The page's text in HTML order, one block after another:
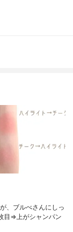
、ブルべさんにしっ
目⇒上がシャンパン